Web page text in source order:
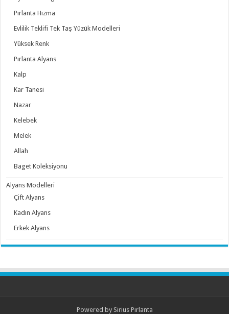
Pırlanta Hızma
Evlilik Teklifi Tek Taş Yüzük Modelleri
Yüksek Renk
Pırlanta Alyans
Kalp
Kar Tanesi
Nazar
Kelebek
Melek
Allah
Baget Koleksiyonu
Alyans Modelleri
Çift Alyans
Kadın Alyans
Erkek Alyans
Powered by Sirius Pırlanta